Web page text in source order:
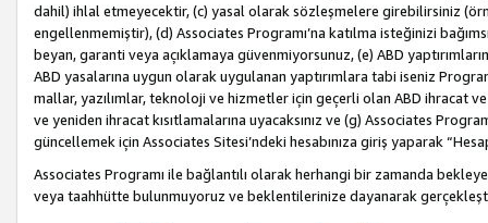
dahil) ihlal etmeyecektir, (c) yasal olarak sözleşmelere girebilirsiniz
engellenmemiştir), (d) Associates Programı’na katılma isteğinizi
beyan, garanti veya açıklamaya güvenmiyorsunuz, (e) ABD
ABD yasalarına uygun olarak uygulanan yaptırımlara tabi iseniz
mallar, yazılımlar, teknoloji ve hizmetler için geçerli olan ABD ihracat
ve yeniden ihracat kısıtlamalarına uyacaksınız ve (g) Associates
güncellemek için Associates Sitesi’ndeki hesabınıza giriş yaparak
Associates Programı ile bağlantılı olarak herhangi bir zamanda
veya taahhütte bulunmuyoruz ve beklentilerinize dayanarak